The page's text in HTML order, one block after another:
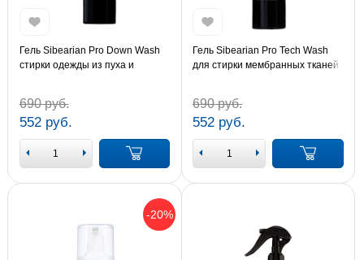
Гель Sibearian Pro Down Wash
стирки одежды из пуха и
690 руб.
552 руб.
Гель Sibearian Pro Tech Wash
для стирки мембранных тканей
690 руб.
552 руб.
-20%